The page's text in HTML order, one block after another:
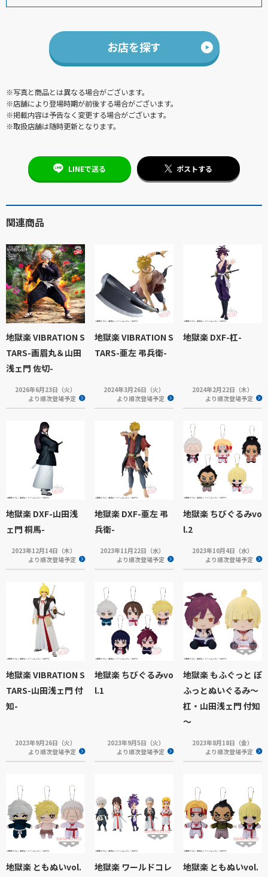
お店を探す
※写真と商品とは異なる場合がございます。
※店舗により登場時期が前後する場合がございます。
※掲載内容は予告なく変更する場合がございます。
※取扱店舗は随時更新となります。
LINEで送る ポストする
関連商品
地獄楽 VIBRATION S
TARS-画眉丸＆山田
浅ェ門 佐切-
2026年6月23日（火）
より順次登場予定
地獄楽 VIBRATION S
TARS-亜左 弔兵衛-
2024年3月26日（火）
より順次登場予定
地獄楽 DXF-杠-
2024年2月22日（木）
より順次登場予定
地獄楽 DXF-山田浅
ェ門 桐馬-
2023年12月14日（木）
より順次登場予定
地獄楽 DXF-亜左 弔
兵衛-
2023年11月22日（水）
より順次登場予定
地獄楽 ちびぐるみvo
l.2
2023年10月4日（水）
より順次登場予定
地獄楽 VIBRATION S
TARS-山田浅ェ門 付
知-
2023年9月26日（火）
より順次登場予定
地獄楽 ちびぐるみvo
l.1
2023年9月5日（火）
より順次登場予定
地獄楽 もふぐっと ぽ
ふっとぬいぐるみ～
杠・山田浅ェ門 付知
～
2023年8月18日（金）
より順次登場予定
地獄楽 ともぬいvol.
地獄楽 ワールドコレ
地獄楽 ともぬいvol.